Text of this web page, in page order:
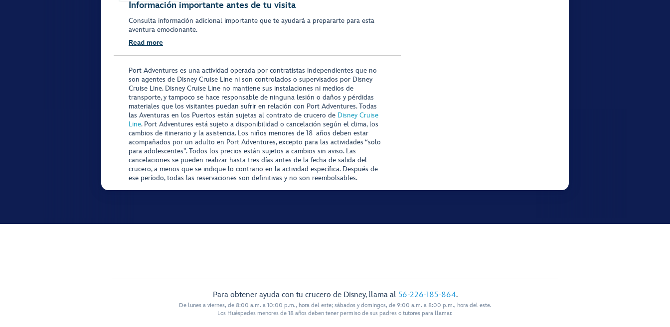
Información importante antes de tu visita
Consulta información adicional importante que te ayudará a prepararte para esta
aventura emocionante.
Read more
Port Adventures es una actividad operada por contratistas independientes que no
son agentes de Disney Cruise Line ni son controlados o supervisados por Disney
Cruise Line. Disney Cruise Line no mantiene sus instalaciones ni medios de
transporte, y tampoco se hace responsable de ninguna lesión o daños y pérdidas
materiales que los visitantes puedan sufrir en relación con Port Adventures. Todas
las Aventuras en los Puertos están sujetas al contrato de crucero de Disney Cruise
Line. Port Adventures está sujeto a disponibilidad o cancelación según el clima, los
cambios de itinerario y la asistencia. Los niños menores de 18 años deben estar
acompañados por un adulto en Port Adventures, excepto para las actividades “solo
para adolescentes”. Todos los precios están sujetos a cambios sin aviso. Las
cancelaciones se pueden realizar hasta tres días antes de la fecha de salida del
crucero, a menos que se indique lo contrario en la actividad específica. Después de
ese período, todas las reservaciones son definitivas y no son reembolsables.
Para obtener ayuda con tu crucero de Disney, llama al 56-226-185-864.
De lunes a viernes, de 8:00 a.m. a 10:00 p.m., hora del este; sábados y domingos, de 9:00 a.m. a 8:00 p.m., hora del este.
Los Huéspedes menores de 18 años deben tener permiso de sus padres o tutores para llamar.